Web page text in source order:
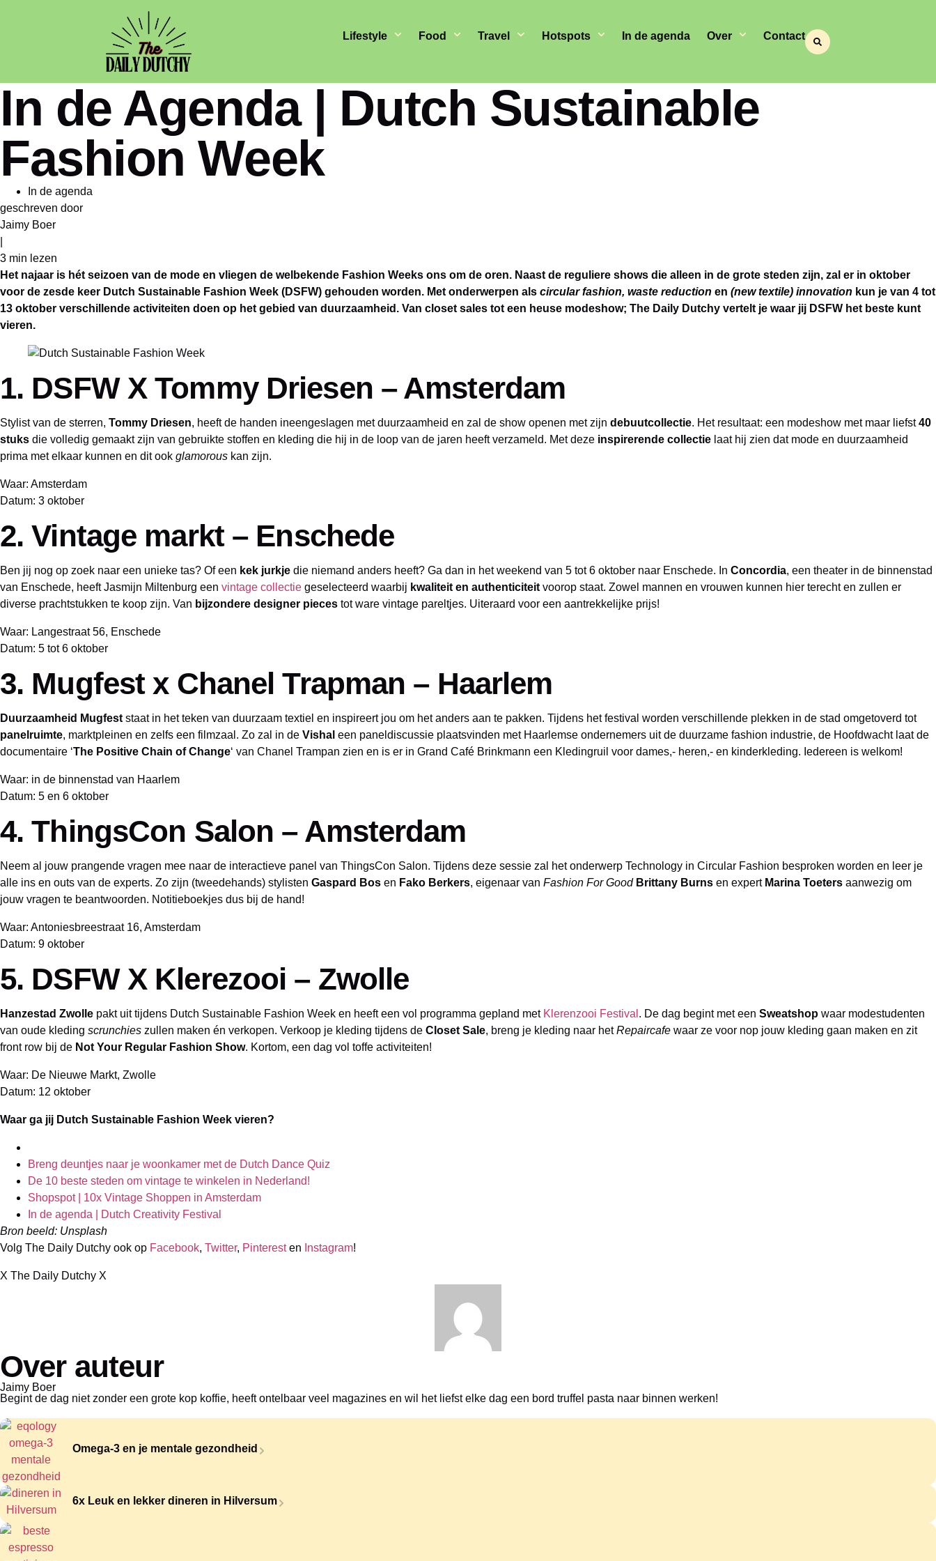
Lifestyle Food Travel Hotspots In de agenda Over Contact
In de Agenda | Dutch Sustainable
Fashion Week
In de agenda
geschreven door
Jaimy Boer
3 min lezen
Het najaar is hét seizoen van de mode en vliegen de welbekende Fashion Weeks ons om de oren. Naast de reguliere shows die alleen in de grote steden zijn, zal er in oktober
voor de zesde keer Dutch Sustainable Fashion Week (DSFW) gehouden worden. Met onderwerpen als circular fashion, waste reduction en (new textile) innovation kun je van 4 tot
13 oktober verschillende activiteiten doen op het gebied van duurzaamheid. Van closet sales tot een heuse modeshow; The Daily Dutchy vertelt je waar jij DSFW het beste kunt
vieren.
1. DSFW X Tommy Driesen – Amsterdam
Stylist van de sterren, Tommy Driesen, heeft de handen ineengeslagen met duurzaamheid en zal de show openen met zijn debuutcollectie. Het resultaat: een modeshow met maar liefst40
stuks die volledig gemaakt zijn van gebruikte stoffen en kleding die hij in de loop van de jaren heeft verzameld. Met deze inspirerende collectie laat hij zien dat mode en duurzaamheid
prima met elkaar kunnen en dit ook glamorous kan zijn.
Waar: Amsterdam
Datum: 3 oktober
2. Vintage markt – Enschede
Ben jij nog op zoek naar een unieke tas? Of een kek jurkje die niemand anders heeft? Ga dan in het weekend van 5 tot 6 oktober naar Enschede. In Concordia, een theater in de binnenstad
van Enschede, heeft Jasmijn Miltenburg een vintage collectie geselecteerd waarbij kwaliteit en authenticiteit voorop staat. Zowel mannen en vrouwen kunnen hier terecht en zullen er
diverse prachtstukken te koop zijn. Van bijzondere designer pieces tot ware vintage pareltjes. Uiteraard voor een aantrekkelijke prijs!
Waar: Langestraat 56, Enschede
Datum: 5 tot 6 oktober
3. Mugfest x Chanel Trapman – Haarlem
Duurzaamheid Mugfest staat in het teken van duurzaam textiel en inspireert jou om het anders aan te pakken. Tijdens het festival worden verschillende plekken in de stad omgetoverd tot
panelruimte, marktpleinen en zelfs een filmzaal. Zo zal in de Vishal een paneldiscussie plaatsvinden met Haarlemse ondernemers uit de duurzame fashion industrie, de Hoofdwacht laat de
documentaire ‘The Positive Chain of Change‘ van Chanel Trampan zien en is er in Grand Café Brinkmann een Kledingruil voor dames,- heren,- en kinderkleding. Iedereen is welkom!
Waar: in de binnenstad van Haarlem
Datum: 5 en 6 oktober
4. ThingsCon Salon – Amsterdam
Neem al jouw prangende vragen mee naar de interactieve panel van ThingsCon Salon. Tijdens deze sessie zal het onderwerp Technology in Circular Fashion besproken worden en leer je
alle ins en outs van de experts. Zo zijn (tweedehands) stylisten Gaspard Bos en Fako Berkers, eigenaar van Fashion For Good Brittany Burns en expert Marina Toeters aanwezig om
jouw vragen te beantwoorden. Notitieboekjes dus bij de hand!
Waar: Antoniesbreestraat 16, Amsterdam
Datum: 9 oktober
5. DSFW X Klerezooi – Zwolle
Hanzestad Zwolle pakt uit tijdens Dutch Sustainable Fashion Week en heeft een vol programma gepland met Klerenzooi Festival . De dag begint met een Sweatshop waar modestudenten
van oude kleding scrunchies zullen maken én verkopen. Verkoop je kleding tijdens de Closet Sale, breng je kleding naar hetRepaircafe waar ze voor nop jouw kleding gaan maken en zit
front row bij de Not Your Regular Fashion Show. Kortom, een dag vol toffe activiteiten!
Waar: De Nieuwe Markt, Zwolle
Datum: 12 oktober
Waar ga jij Dutch Sustainable Fashion Week vieren?
Breng deuntjes naar je woonkamer met de Dutch Dance Quiz
De 10 beste steden om vintage te winkelen in Nederland!
Shopspot | 10x Vintage Shoppen in Amsterdam
In de agenda | Dutch Creativity Festival
Bron beeld: Unsplash
Volg The Daily Dutchy ook op Facebook, Twitter, Pinteresten Instagram!
X The Daily Dutchy X
Over auteur
Jaimy Boer
Begint de dag niet zonder een grote kop koffie, heeft ontelbaar veel magazines en wil het liefst elke dag een bord truffel pasta naar binnen werken!
Omega-3 en je mentale gezondheid
6x Leuk en lekker dineren in Hilversum